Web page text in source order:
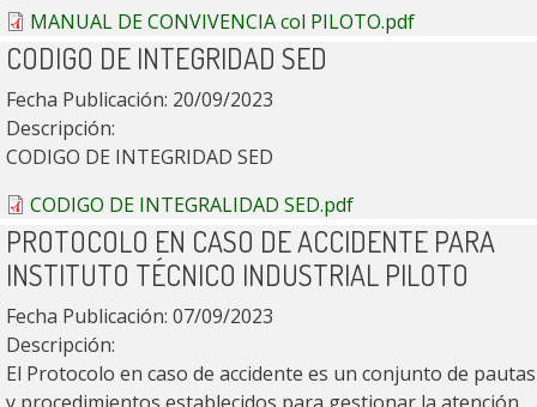
MANUAL DE CONVIVENCIA col PILOTO.pdf
CODIGO DE INTEGRIDAD SED
Fecha Publicación: 20/09/2023
Descripción:
CODIGO DE INTEGRIDAD SED
CODIGO DE INTEGRALIDAD SED.pdf
PROTOCOLO EN CASO DE ACCIDENTE PARA
INSTITUTO TÉCNICO INDUSTRIAL PILOTO
Fecha Publicación: 07/09/2023
Descripción:
El Protocolo en caso de accidente es un conjunto de pautas